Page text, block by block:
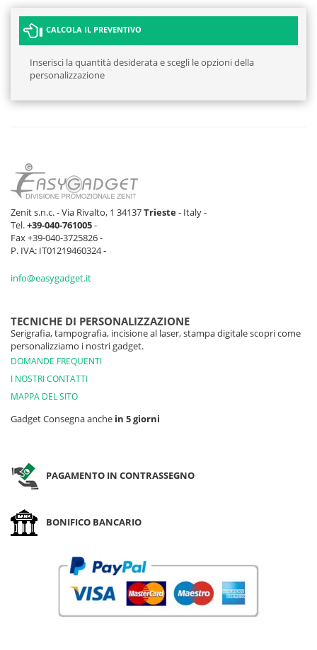
CALCOLA IL PREVENTIVO
Inserisci la quantità desiderata e scegli le opzioni della
personalizzazione
Zenit s.n.c. - Via Rivalto, 1 34137Trieste- Italy -
Tel.+39-040-761005-
Fax +39-040-3725826 -
P. IVA: IT01219460324 -
info@easygadget.it
TECNICHE DI PERSONALIZZAZIONE
Serigrafia, tampografia, incisione al laser, stampa digitale scopri come
personalizziamo i nostri gadget.
DOMANDE FREQUENTI
I NOSTRI CONTATTI
MAPPA DEL SITO
Gadget Consegna anche in 5 giorni
PAGAMENTO IN CONTRASSEGNO
BONIFICO BANCARIO